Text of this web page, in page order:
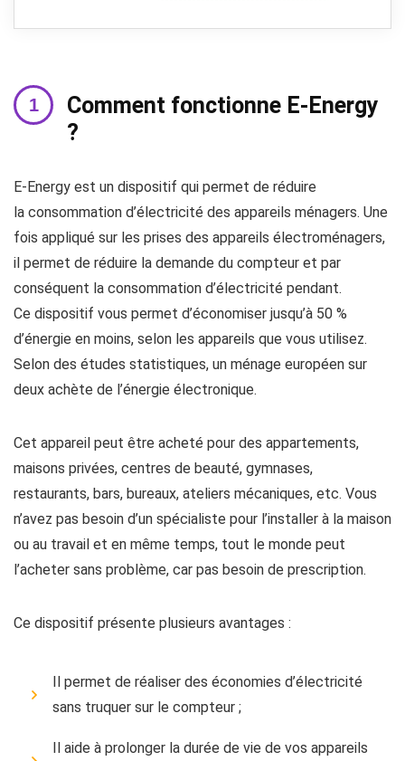
Comment fonctionne E-Energy
?
E-Energy est un dispositif qui permet de réduire
la consommation d’électricité des appareils ménagers. Une
fois appliqué sur les prises des appareils électroménagers,
il permet de réduire la demande du compteur et par
conséquent la consommation d’électricité pendant.
Ce dispositif vous permet d’économiser jusqu’à 50 %
d’énergie en moins, selon les appareils que vous utilisez.
Selon des études statistiques, un ménage européen sur
deux achète de l’énergie électronique.
Cet appareil peut être acheté pour des appartements,
maisons privées, centres de beauté, gymnases,
restaurants, bars, bureaux, ateliers mécaniques, etc. Vous
n’avez pas besoin d’un spécialiste pour l’installer à la maison
ou au travail et en même temps, tout le monde peut
l’acheter sans problème, car pas besoin de prescription.
Ce dispositif présente plusieurs avantages :
Il permet de réaliser des économies d’électricité
sans truquer sur le compteur ;
Il aide à prolonger la durée de vie de vos appareils